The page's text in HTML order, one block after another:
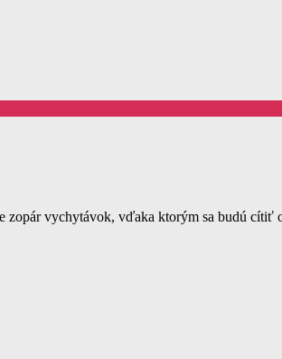
zopár vychytávok, vďaka ktorým sa budú